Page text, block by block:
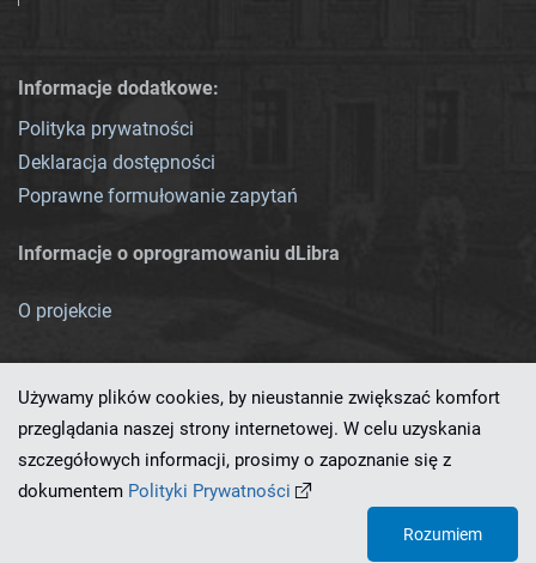
Informacje dodatkowe:
Polityka prywatności
Deklaracja dostępności
Poprawne formułowanie zapytań
Informacje o oprogramowaniu dLibra
O projekcie
Ten serwis działa dzięki oprogramowaniu
Używamy plików cookies, by nieustannie zwiększać komfort
przeglądania naszej strony internetowej. W celu uzyskania
szczegółowych informacji, prosimy o zapoznanie się z
dokumentem Polityki Prywatności
Rozumiem